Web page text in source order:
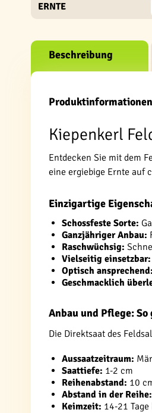
ERNTE
Beschreibung
Kiepenkerl
Entdecken Sie mit dem
eine ergiebige Ernte auf
Einzigartige
Schossfeste Sorte:
Ganzjähriger Anbau:
Raschwüchsig:
Vielseitig einsetzbar:
Optisch ansprechend:
Geschmacklich
Anbau und Pflege:
Die Direktsaat des
Aussaatzeitraum:
Saattiefe: 1-2 cm
Reihenabstand: 10
Abstand in der Reihe:
Keimzeit: 14-21